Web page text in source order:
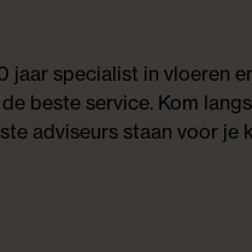
jaar specialist in vloeren
beste service. Kom
adviseurs staan voor je